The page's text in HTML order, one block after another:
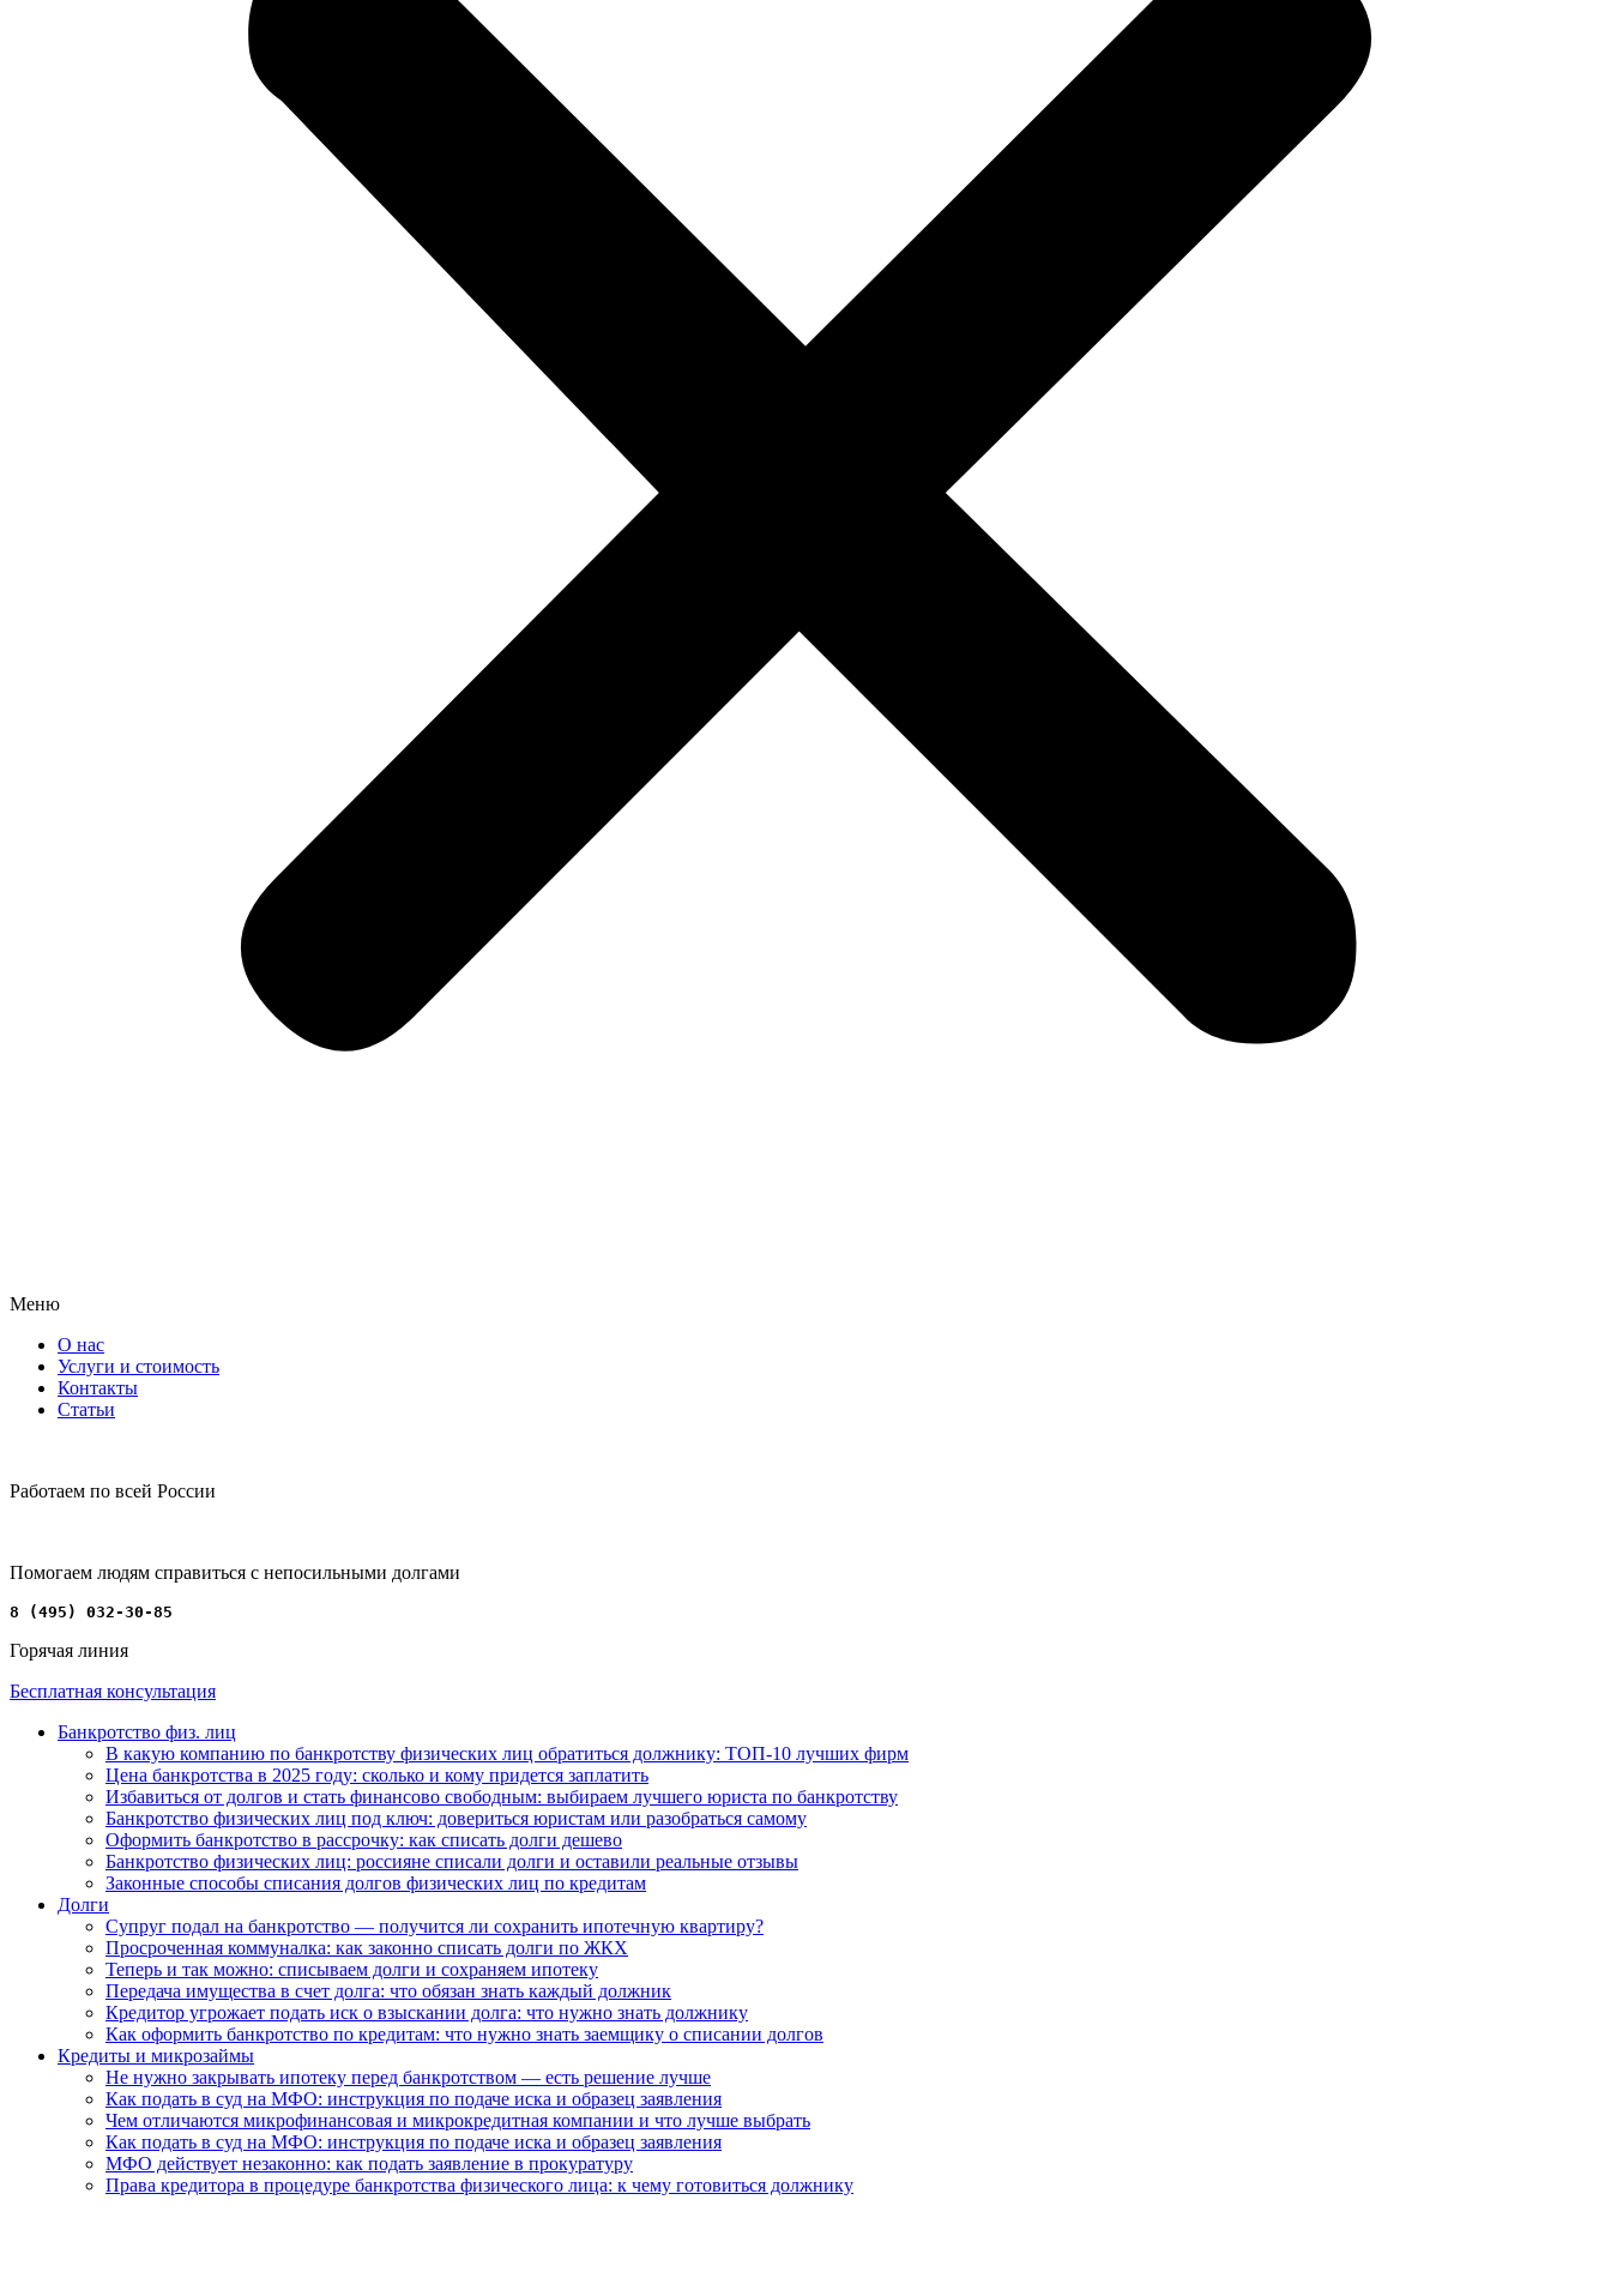
Меню
О нас
Услуги и стоимость
Контакты
Статьи
Работаем по всей России
Помогаем людям справиться с непосильными долгами
8 (495) 032-30-85
Горячая линия
Бесплатная консультация
Банкротство физ. лиц
В какую компанию по банкротству физических лиц обратиться должнику: ТОП-10 лучших фирм
Цена банкротства в 2025 году: сколько и кому придется заплатить
Избавиться от долгов и стать финансово свободным: выбираем лучшего юриста по банкротству
Банкротство физических лиц под ключ: довериться юристам или разобраться самому
Оформить банкротство в рассрочку: как списать долги дешево
Банкротство физических лиц: россияне списали долги и оставили реальные отзывы
Законные способы списания долгов физических лиц по кредитам
Долги
Супруг подал на банкротство — получится ли сохранить ипотечную квартиру?
Просроченная коммуналка: как законно списать долги по ЖКХ
Теперь и так можно: списываем долги и сохраняем ипотеку
Передача имущества в счет долга: что обязан знать каждый должник
Кредитор угрожает подать иск о взыскании долга: что нужно знать должнику
Как оформить банкротство по кредитам: что нужно знать заемщику о списании долгов
Кредиты и микрозаймы
Не нужно закрывать ипотеку перед банкротством — есть решение лучше
Как подать в суд на МФО: инструкция по подаче иска и образец заявления
Чем отличаются микрофинансовая и микрокредитная компании и что лучше выбрать
Как подать в суд на МФО: инструкция по подаче иска и образец заявления
МФО действует незаконно: как подать заявление в прокуратуру
Права кредитора в процедуре банкротства физического лица: к чему готовиться должнику